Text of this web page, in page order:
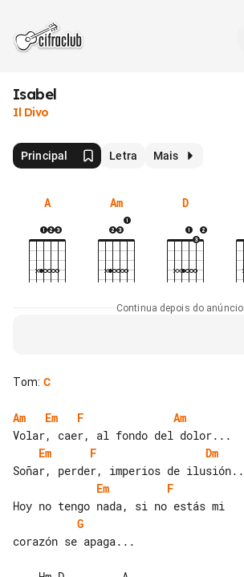
Isabel
Il Divo
Principal Letra Mais
A Am D
Continua depois do anúncio
Tom: C
Am Em F
Am
Em
F
Dm
Em
F
G
corazón se apaga...